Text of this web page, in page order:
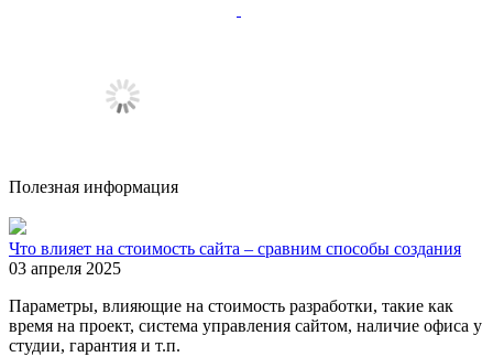
Полезная информация
Что влияет на стоимость сайта – сравним способы создания
03 апреля 2025
Параметры, влияющие на стоимость разработки, такие как
время на проект, система управления сайтом, наличие офиса у
студии, гарантия и т.п.